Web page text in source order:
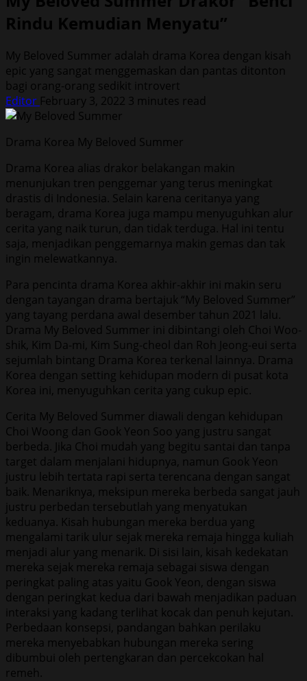
Rindu Kemudian Menyatu”
My Beloved Summer adalah drama Korea dengan kisah
epic yang sangat menggemaskan dan pantas ditonton
bagi orang-orang sedikit introvert
Editor February 3, 2022 3 minutes read
Drama Korea My Beloved Summer
Drama Korea alias drakor belakangan makin
menunjukan tren penggemar yang terus meningkat
drastis di Indonesia. Selain karena ceritanya yang
beragam, drama Korea juga mampu menyuguhkan alur
cerita yang naik turun, dan tidak terduga. Hal ini tentu
saja, menjadikan penggemarnya makin gemas dan tak
ingin melewatkannya.
Para pencinta drama Korea akhir-akhir ini makin seru
dengan tayangan drama bertajuk “My Beloved Summer”
yang tayang perdana awal desember tahun 2021 lalu.
Drama My Beloved Summer ini dibintangi oleh Choi Woo-
shik, Kim Da-mi, Kim Sung-cheol dan Roh Jeong-eui serta
sejumlah bintang Drama Korea terkenal lainnya. Drama
Korea dengan setting kehidupan modern di pusat kota
Korea ini, menyuguhkan cerita yang cukup epic.
Cerita My Beloved Summer diawali dengan kehidupan
Choi Woong dan Gook Yeon Soo yang justru sangat
berbeda. Jika Choi mudah yang begitu santai dan tanpa
target dalam menjalani hidupnya, namun Gook Yeon
justru lebih tertata rapi serta terencana dengan sangat
baik. Menariknya, meksipun mereka berbeda sangat jauh
justru perbedan tersebutlah yang menyatukan
keduanya. Kisah hubungan mereka berdua yang
mengalami tarik ulur sejak mereka remaja hingga kuliah
menjadi alur yang menarik. Di sisi lain, kisah kedekatan
mereka sejak mereka remaja sebagai siswa dengan
peringkat paling atas yaitu Gook Yeon, dengan siswa
dengan peringkat kedua dari bawah menjadikan paduan
interaksi yang kadang terlihat kocak dan penuh kejutan.
Perbedaan konsepsi, pandangan bahkan perilaku
mereka menyebabkan hubungan mereka sering
dibumbui oleh pertengkaran dan percekcokan hal
remeh.